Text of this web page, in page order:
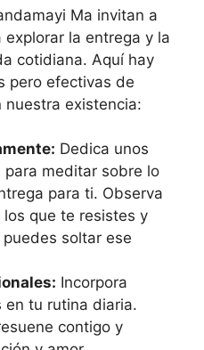
Ma invitan a
la entrega y la
cotidiana. Aquí hay
pero efectivas de
existencia:
Dedica unos
meditar sobre lo
para ti. Observa
que te resistes y
soltar ese
Incorpora
en tu rutina diaria.
contigo y